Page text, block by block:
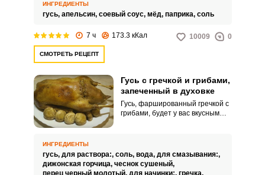
гуся, нафаршировав его
ИНГРЕДИЕНТЫ
гусь, апельсин, соевый соус, мёд, паприка, соль
7 ч 173.3 кКал 10009 0
СМОТРЕТЬ РЕЦЕПТ
Гусь с гречкой и грибами,
запеченный в духовке
Гусь, фаршированный гречкой с
грибами, будет у вас вкусным
даже молодой хозяйке.
ИНГРЕДИЕНТЫ
гусь, для раствора:, соль, вода, для смазывания:,
дижонская горчица, чеснок сушеный,
перец черный молотый, для начинки:, гречка,
ЕЩЕ НЕ ЗАРЕГИСТРИРОВАННЫ?
Забыли пароль?